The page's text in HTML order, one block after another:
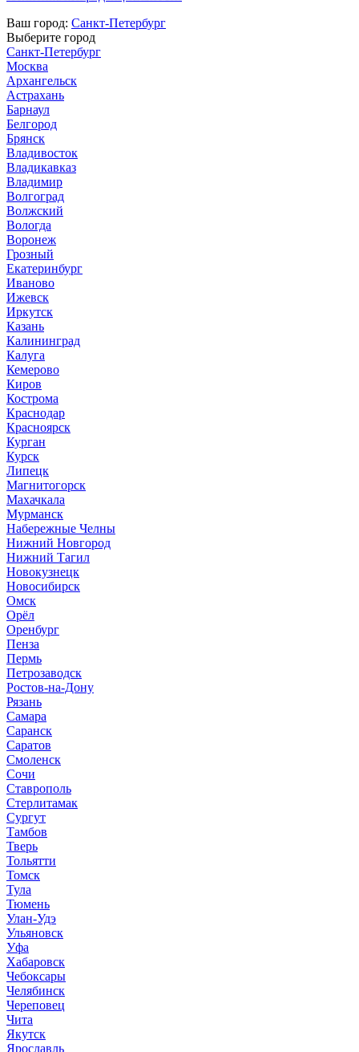
Ваш город: Санкт-Петербург
Выберите город
Санкт-Петербург
Москва
Архангельск
Астрахань
Барнаул
Белгород
Брянск
Владивосток
Владикавказ
Владимир
Волгоград
Волжский
Вологда
Воронеж
Грозный
Екатеринбург
Иваново
Ижевск
Иркутск
Казань
Калининград
Калуга
Кемерово
Киров
Кострома
Краснодар
Красноярск
Курган
Курск
Липецк
Магнитогорск
Махачкала
Мурманск
Набережные Челны
Нижний Новгород
Нижний Тагил
Новокузнецк
Новосибирск
Омск
Орёл
Оренбург
Пенза
Пермь
Петрозаводск
Ростов-на-Дону
Рязань
Самара
Саранск
Саратов
Смоленск
Сочи
Ставрополь
Стерлитамак
Сургут
Тамбов
Тверь
Тольятти
Томск
Тула
Тюмень
Улан-Удэ
Ульяновск
Уфа
Хабаровск
Чебоксары
Челябинск
Череповец
Чита
Якутск
Ярославль